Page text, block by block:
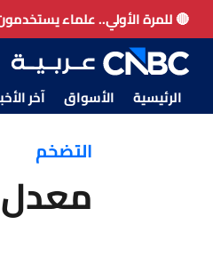
🔴 للمرة الأولي.. علماء
الرئيسية الأسواق آخر
التضخم
معدل